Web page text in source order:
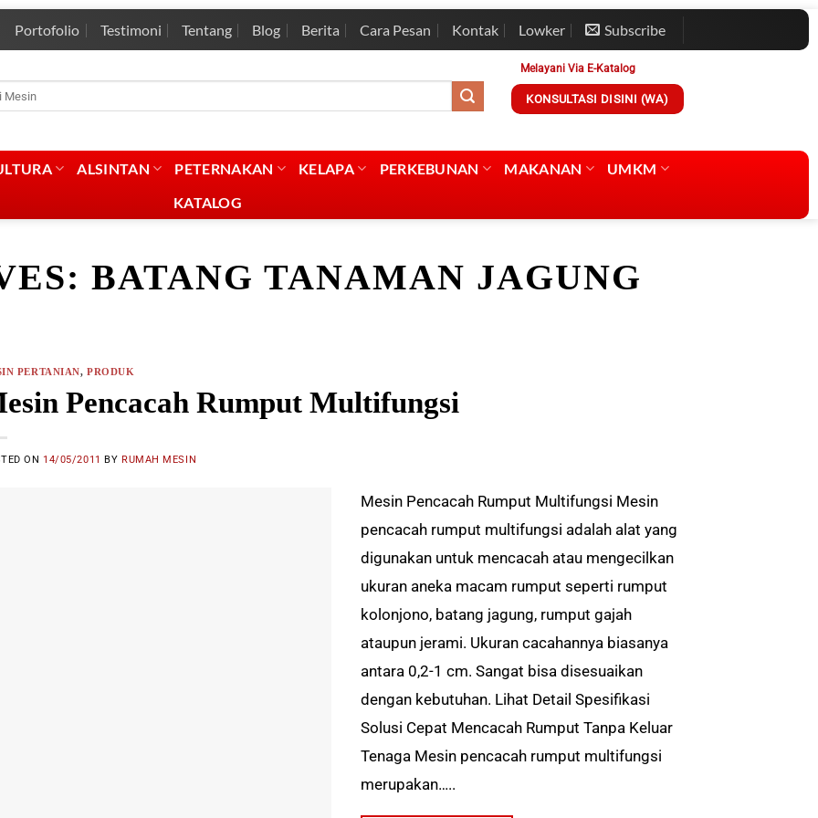
Portofolio Testimoni Tentang Blog Berita Cara Pesan Kontak Lowker Subscribe
Melayani Via E-Katalog
KONSULTASI DISINI (WA)
ALSINTAN PETERNAKAN KELAPA PERKEBUNAN MAKANAN
UMKM
KATALOG
BATANG TANAMAN JAGUNG
PERTANIAN,PRODUK
Pencacah Rumput Multifungsi
ON 14/05/2011 BY RUMAH MESIN
Mesin Pencacah Rumput Multifungsi Mesin
pencacah rumput multifungsi adalah alat yang
digunakan untuk mencacah atau mengecilkan
ukuran aneka macam rumput seperti rumput
kolonjono, batang jagung, rumput gajah
ataupun jerami. Ukuran cacahannya biasanya
antara 0,2-1 cm. Sangat bisa disesuaikan
dengan kebutuhan. Lihat Detail Spesifikasi
Solusi Cepat Mencacah Rumput Tanpa Keluar
Tenaga Mesin pencacah rumput multifungsi
merupakan…..